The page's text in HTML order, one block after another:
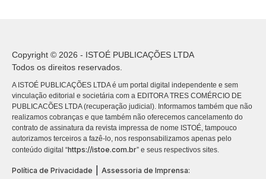
Copyright © 2026 - ISTOÉ PUBLICAÇÕES LTDA
Todos os direitos reservados.
A ISTOÉ PUBLICAÇÕES LTDA é um portal digital independente e sem
vinculação editorial e societária com a EDITORA TRES COMÉRCIO DE
PUBLICACÕES LTDA (recuperação judicial). Informamos também que não
realizamos cobranças e que também não oferecemos cancelamento do
contrato de assinatura da revista impressa de nome ISTOÉ, tampouco
autorizamos terceiros a fazê-lo, nos responsabilizamos apenas pelo
conteúdo digital “https://istoe.com.br” e seus respectivos sites.
Política de Privacidade Assessoria de Imprensa: